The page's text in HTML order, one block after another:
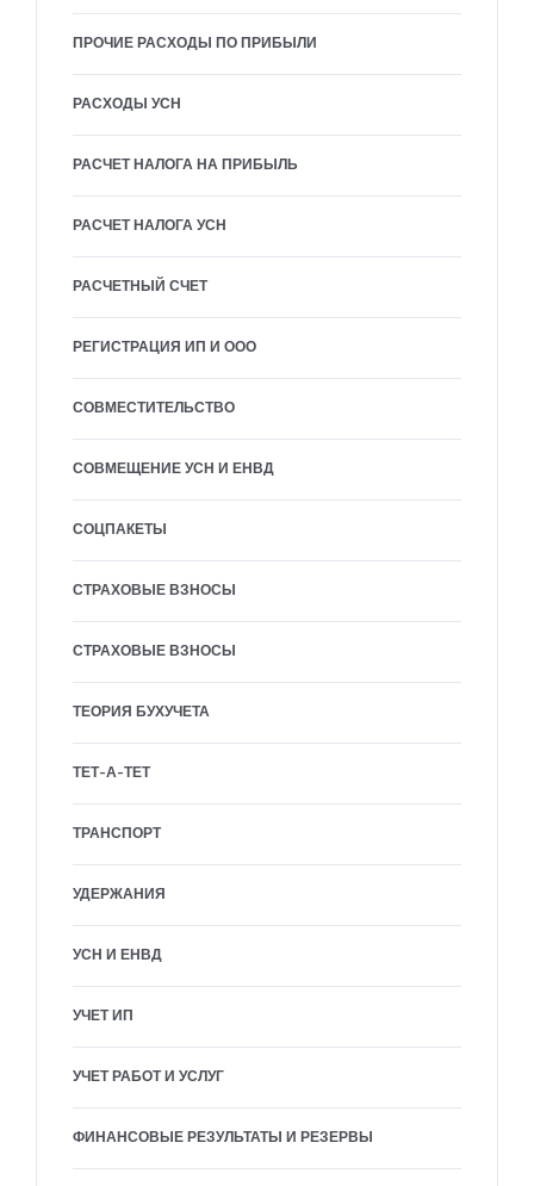
ПРОЧИЕ РАСХОДЫ ПО ПРИБЫЛИ
РАСХОДЫ УСН
РАСЧЕТ НАЛОГА НА ПРИБЫЛЬ
РАСЧЕТ НАЛОГА УСН
РАСЧЕТНЫЙ СЧЕТ
РЕГИСТРАЦИЯ ИП И ООО
СОВМЕСТИТЕЛЬСТВО
СОВМЕЩЕНИЕ УСН И ЕНВД
СОЦПАКЕТЫ
СТРАХОВЫЕ ВЗНОСЫ
СТРАХОВЫЕ ВЗНОСЫ
ТЕОРИЯ БУХУЧЕТА
ТЕТ-А-ТЕТ
ТРАНСПОРТ
УДЕРЖАНИЯ
УСН И ЕНВД
УЧЕТ ИП
УЧЕТ РАБОТ И УСЛУГ
ФИНАНСОВЫЕ РЕЗУЛЬТАТЫ И РЕЗЕРВЫ